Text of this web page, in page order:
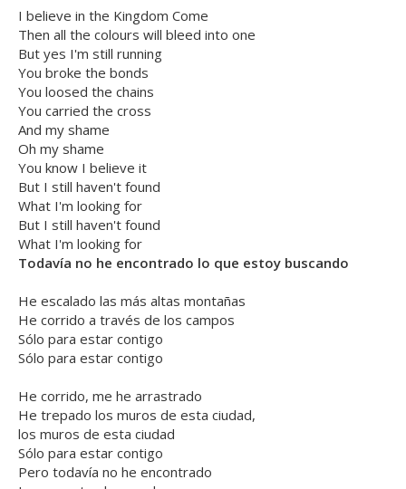
I believe in the Kingdom Come
Then all the colours will bleed into one
But yes I'm still running
You broke the bonds
You loosed the chains
You carried the cross
And my shame
Oh my shame
You know I believe it
But I still haven't found
What I'm looking for
But I still haven't found
What I'm looking for
Todavía no he encontrado lo que estoy buscando
He escalado las más altas montañas
He corrido a través de los campos
Sólo para estar contigo
Sólo para estar contigo
He corrido, me he arrastrado
He trepado los muros de esta ciudad,
los muros de esta ciudad
Sólo para estar contigo
Pero todavía no he encontrado